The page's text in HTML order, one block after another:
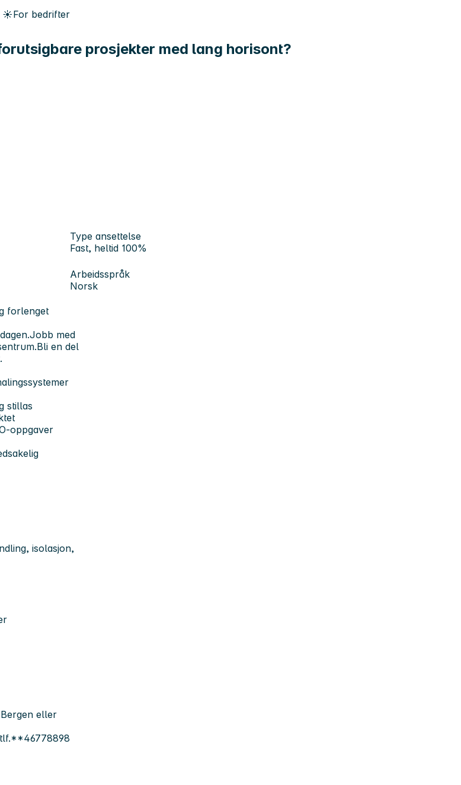
☀️For bedrifter
prosjekter med lang horisont?
Type ansettelse
Fast, heltid 100%
Arbeidsspråk
Norsk
forlenget
med
en del
stillas
oppgaver
isolasjon,
eller
tlf.**46778898